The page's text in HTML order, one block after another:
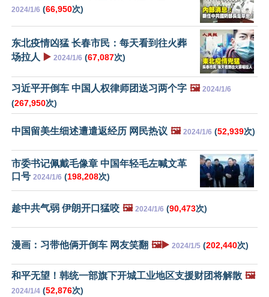
2024/1/6 (66,950次)
东北疫情凶猛 长春市民：每天看到往火葬
场拉人 ▶️ 2024/1/6 (67,087次)
习近平开倒车 中国人权律师团送习两个字 🖼️ 2024/1/6
(267,950次)
中国留美生细述遭遣返经历 网民热议 🖼️ 2024/1/6 (52,939次)
市委书记佩戴毛像章 中国年轻毛左喊文革
口号 2024/1/6 (198,208次)
趁中共气弱 伊朗开口猛咬 🖼️ 2024/1/6 (90,473次)
漫画：习带他俩开倒车 网友笑翻 🖼️▶️ 2024/1/5 (202,440次)
和平无望！韩统一部旗下开城工业地区支援财团将解散 🖼️
2024/1/4 (52,876次)